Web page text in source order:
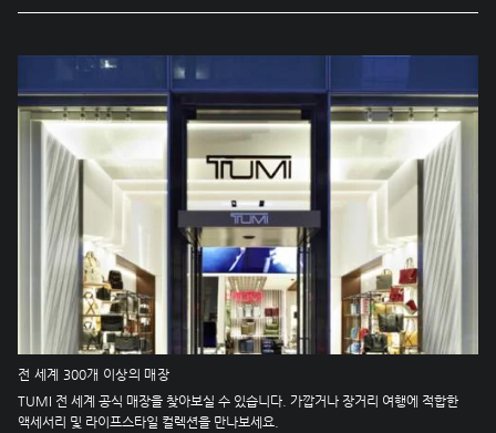
전 세계 300개 이상의 매장
TUMI 전 세계 공식 매장을 찾아보실 수 있습니다. 가깝거나 장거리 여행에 적합한
액세서리 및 라이프스타일 컬렉션을 만나보세요.